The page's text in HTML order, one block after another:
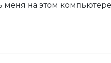
меня на этом компьютере